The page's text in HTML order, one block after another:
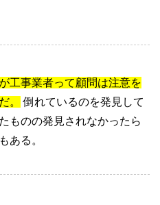
工事業者って顧問は注意を
。
倒れているのを発見して
ものの発見されなかったら
ある。